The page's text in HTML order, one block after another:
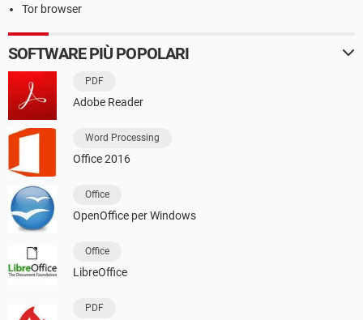
Tor browser
SOFTWARE PIÙ POPOLARI
PDF
Adobe Reader
Word Processing
Office 2016
Office
OpenOffice per Windows
Office
LibreOffice
PDF